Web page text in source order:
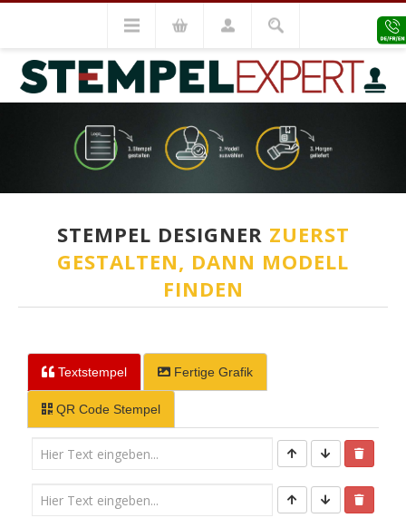
STEMPEL DESIGNER ZUERST
GESTALTEN, DANN MODELL
FINDEN
Textstempel Fertige Grafik
QR Code Stempel